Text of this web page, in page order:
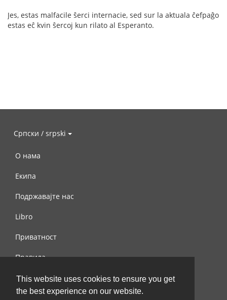
This website uses cookies to ensure you get
the best experience on our website.
Jes, estas malfacile ŝerci internacie, sed sur la aktuala ĉefpaĝo
estas eĉ kvin ŝercoj kun rilato al Esperanto.
Српски / srpski
О нама
Екипа
Подржавајте нас
Libro
Приватност
Правила
Контактирајте нас